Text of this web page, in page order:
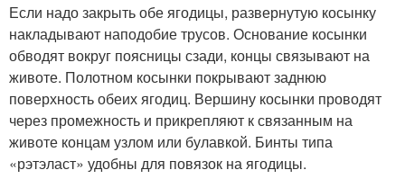
Если надо закрыть обе ягодицы, развернутую косынку
накладывают наподобие трусов. Основание косынки
обводят вокруг поясницы сзади, концы связывают на
животе. Полотном косынки покрывают заднюю
поверхность обеих ягодиц. Вершину косынки проводят
через промежность и прикрепляют к связанным на
животе концам узлом или булавкой. Бинты типа
«рэтэласт» удобны для повязок на ягодицы.